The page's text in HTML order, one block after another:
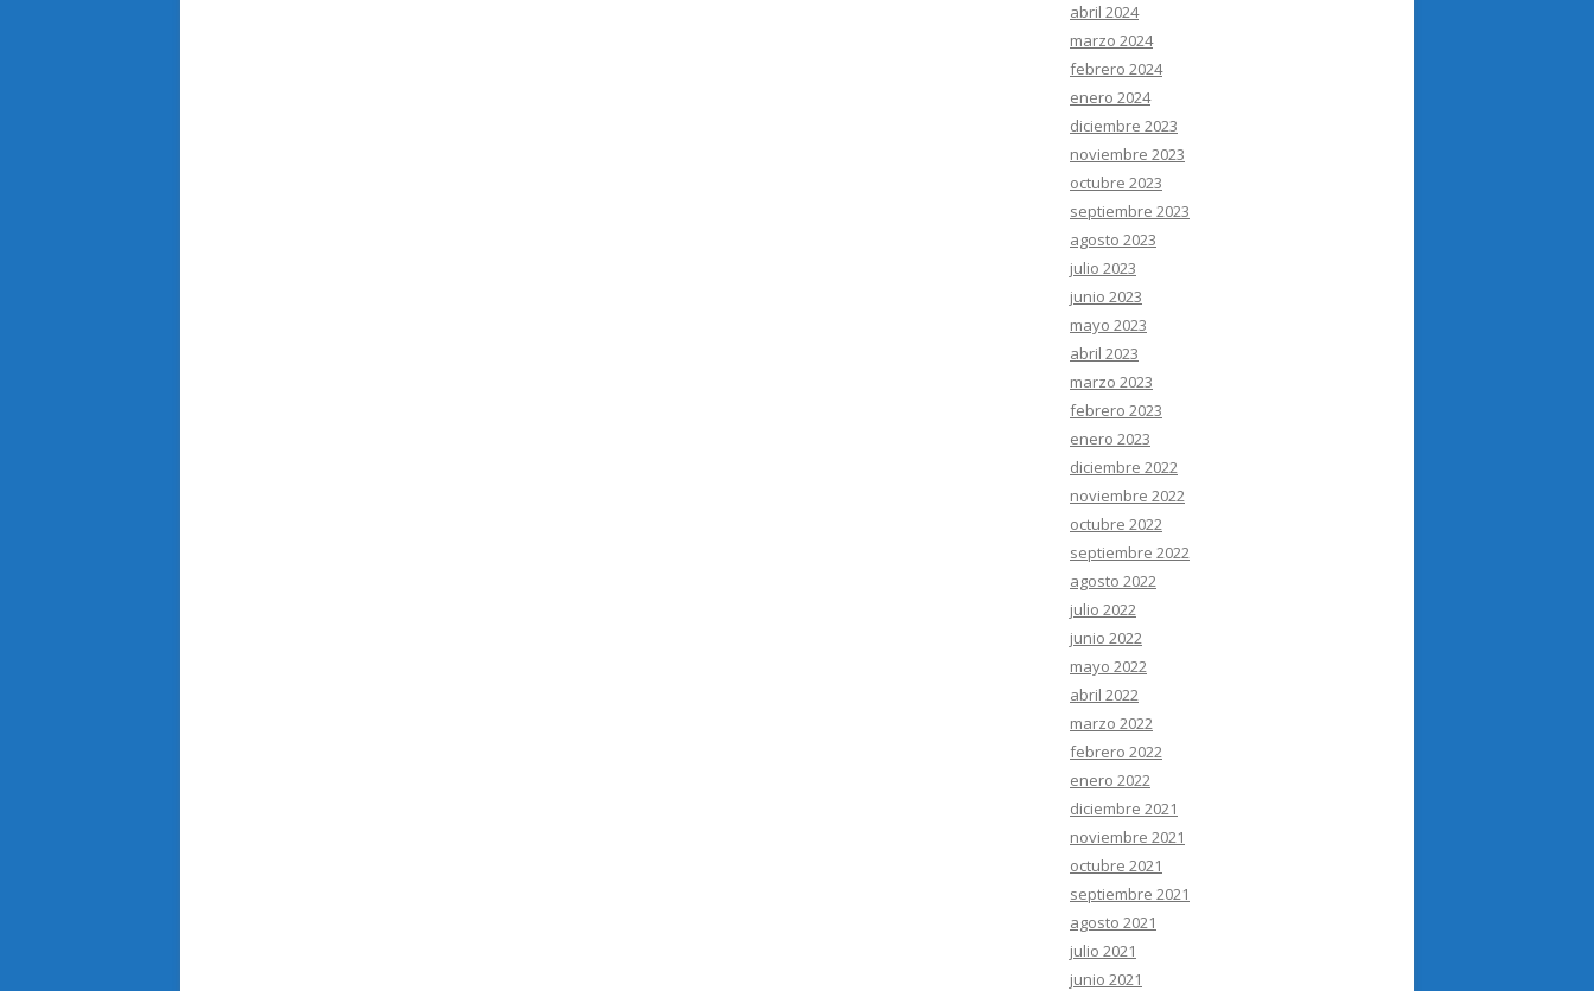
abril 2024
marzo 2024
febrero 2024
enero 2024
diciembre 2023
noviembre 2023
octubre 2023
septiembre 2023
agosto 2023
julio 2023
junio 2023
mayo 2023
abril 2023
marzo 2023
febrero 2023
enero 2023
diciembre 2022
noviembre 2022
octubre 2022
septiembre 2022
agosto 2022
julio 2022
junio 2022
mayo 2022
abril 2022
marzo 2022
febrero 2022
enero 2022
diciembre 2021
noviembre 2021
octubre 2021
septiembre 2021
agosto 2021
julio 2021
junio 2021